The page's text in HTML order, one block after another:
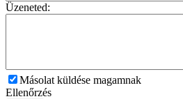
Üzeneted:
Másolat küldése magamnak
Ellenőrzés